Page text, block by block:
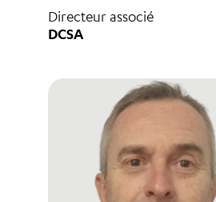
Directeur associé
DCSA